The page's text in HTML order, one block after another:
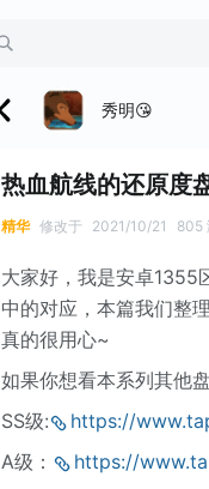
秀明😘
热血航线的还原度
精华 修改于 2021/10/21 805
大家好，我是安卓1355
中的对应，本篇我们整
真的很用心~
如果你想看本系列其他
SS级:
https://
A级：
https://